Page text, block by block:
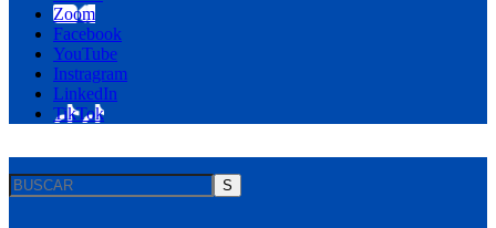
Zoom
Facebook
YouTube
Instragram
LinkedIn
TikTok
S